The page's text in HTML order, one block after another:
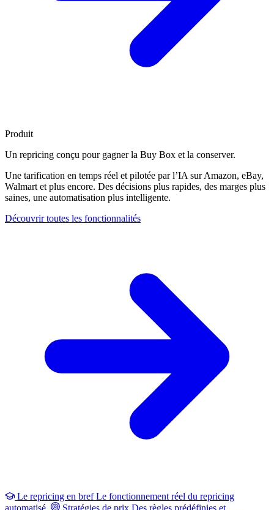
Produit
Un repricing conçu pour gagner la Buy Box et la conserver.
Une tarification en temps réel et pilotée par l’IA sur Amazon, eBay,
Walmart et plus encore. Des décisions plus rapides, des marges plus
saines, une automatisation plus intelligente.
Découvrir toutes les fonctionnalités
Le repricing en bref Le fonctionnement réel du repricing
automatisé.
Stratégies de prix Des règles prédéfinies et